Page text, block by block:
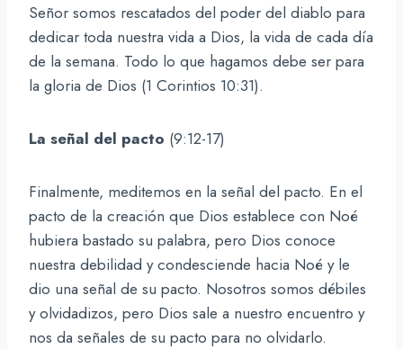
Señor somos rescatados del poder del diablo para
dedicar toda nuestra vida a Dios, la vida de cada día
de la semana. Todo lo que hagamos debe ser para
la gloria de Dios (1 Corintios 10:31).
La señal del pacto (9:12-17)
Finalmente, meditemos en la señal del pacto. En el
pacto de la creación que Dios establece con Noé
hubiera bastado su palabra, pero Dios conoce
nuestra debilidad y condesciende hacia Noé y le
dio una señal de su pacto. Nosotros somos débiles
y olvidadizos, pero Dios sale a nuestro encuentro y
nos da señales de su pacto para no olvidarlo.